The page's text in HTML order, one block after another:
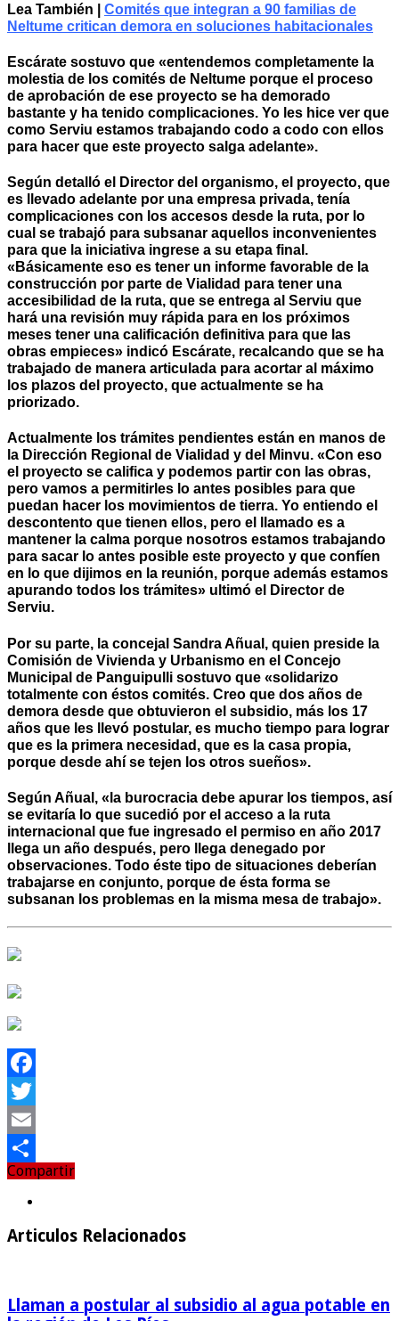
Lea También |
Comités que integran a 90 familias de
Neltume critican demora en soluciones habitacionales
Escárate sostuvo que «entendemos completamente la
molestia de los comités de Neltume porque el proceso
de aprobación de ese proyecto se ha demorado
bastante y ha tenido complicaciones. Yo les hice ver que
como Serviu estamos trabajando codo a codo con ellos
para hacer que este proyecto salga adelante».
Según detalló el Director del organismo, el proyecto, que
es llevado adelante por una empresa privada, tenía
complicaciones con los accesos desde la ruta, por lo
cual se trabajó para subsanar aquellos inconvenientes
para que la iniciativa ingrese a su etapa final.
«Básicamente eso es tener un informe favorable de la
construcción por parte de Vialidad para tener una
accesibilidad de la ruta, que se entrega al Serviu que
hará una revisión muy rápida para en los próximos
meses tener una calificación definitiva para que las
obras empieces» indicó Escárate, recalcando que se ha
trabajado de manera articulada para acortar al máximo
los plazos del proyecto, que actualmente se ha
priorizado.
Actualmente los trámites pendientes están en manos de
la Dirección Regional de Vialidad y del Minvu. «Con eso
el proyecto se califica y podemos partir con las obras,
pero vamos a permitirles lo antes posibles para que
puedan hacer los movimientos de tierra. Yo entiendo el
descontento que tienen ellos, pero el llamado es a
mantener la calma porque nosotros estamos trabajando
para sacar lo antes posible este proyecto y que confíen
en lo que dijimos en la reunión, porque además estamos
apurando todos los trámites» ultimó el Director de
Serviu.
Por su parte, la concejal Sandra Añual, quien preside la
Comisión de Vivienda y Urbanismo en el Concejo
Municipal de Panguipulli sostuvo que «solidarizo
totalmente con éstos comités. Creo que dos años de
demora desde que obtuvieron el subsidio, más los 17
años que les llevó postular, es mucho tiempo para lograr
que es la primera necesidad, que es la casa propia,
porque desde ahí se tejen los otros sueños».
Según Añual, «la burocracia debe apurar los tiempos, así
se evitaría lo que sucedió por el acceso a la ruta
internacional que fue ingresado el permiso en año 2017
llega un año después, pero llega denegado por
observaciones. Todo éste tipo de situaciones deberían
trabajarse en conjunto, porque de ésta forma se
subsanan los problemas en la misma mesa de trabajo».
Facebook
Twitter
Email
Compartir
Compartir
Articulos Relacionados
Llaman a postular al subsidio al agua potable en